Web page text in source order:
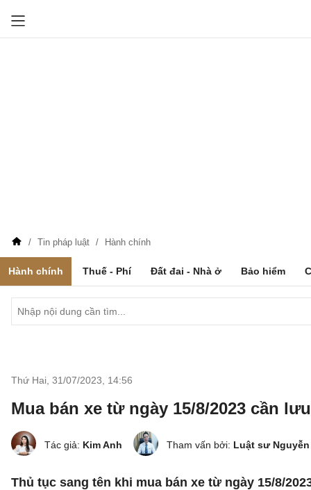
Tin pháp luật Hành chính
Hành chính Thuế - Phí Đất đai - Nhà ở Bảo hiểm
Thứ Hai, 31/07/2023 14:56
Mua bán xe từ ngày 15/8/2023 cần
Tác giả: Kim Anh Tham vấn bởi: Luật sư
Thủ tục sang tên khi mua bán xe từ ngày 15/8/